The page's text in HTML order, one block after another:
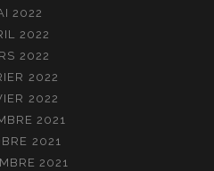
2022
2022
2022
2022
2022
2021
2021
2021